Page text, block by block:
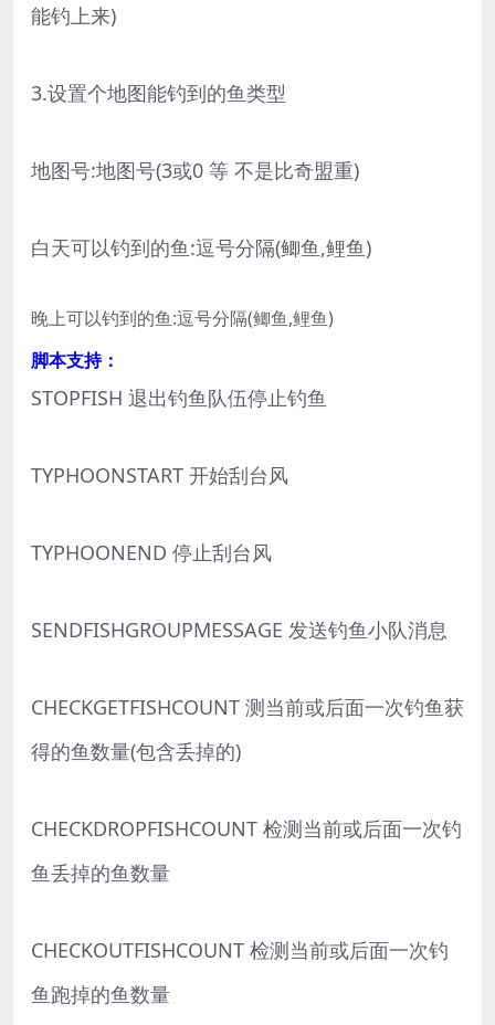
能钓上来)
3.设置个地图能钓到的鱼类型
地图号:地图号(3或0 等 不是比奇盟重)
白天可以钓到的鱼:逗号分隔(鲫鱼,鲤鱼)
晚上可以钓到的鱼:逗号分隔(鲫鱼,鲤鱼)
脚本支持：
STOPFISH 退出钓鱼队伍停止钓鱼
TYPHOONSTART 开始刮台风
TYPHOONEND 停止刮台风
SENDFISHGROUPMESSAGE 发送钓鱼小队消息
CHECKGETFISHCOUNT 测当前或后面一次钓鱼获
得的鱼数量(包含丢掉的)
CHECKDROPFISHCOUNT 检测当前或后面一次钓
鱼丢掉的鱼数量
CHECKOUTFISHCOUNT 检测当前或后面一次钓
鱼跑掉的鱼数量